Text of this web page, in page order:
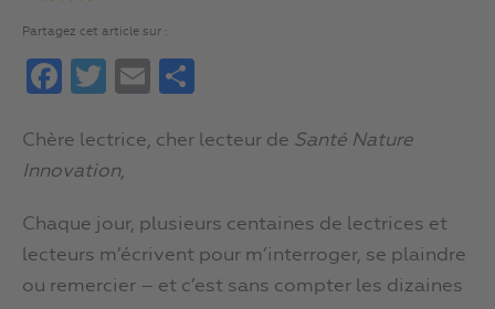
Partagez cet article sur :
FacebookTwitterEmail
Chère lectrice, cher lecteur de Santé Nature
Innovation,
Chaque jour, plusieurs centaines de lectrices et
lecteurs m’écrivent pour m’interroger, se plaindre
ou remercier – et c’est sans compter les dizaines